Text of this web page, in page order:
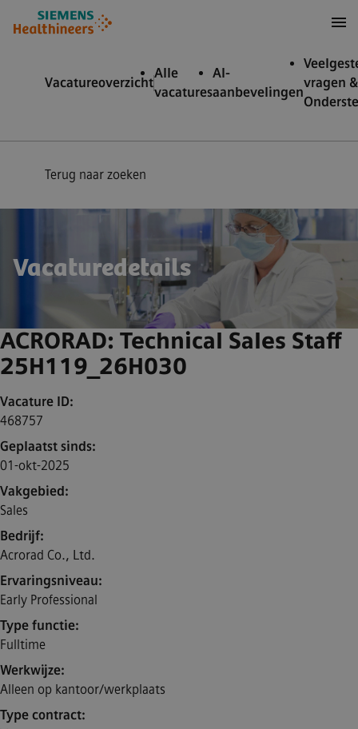
over
footer
Vacatureoverzicht
Alle
vacatures
AI-
aanbevelingen
vragen &
Terug naar zoeken
Vacaturedetails
ACRORAD: Technical Sales Staff
25H119_26H030
Vacature ID
468757
Geplaatst sinds
01-okt-2025
Vakgebied
Sales
Bedrijf
Acrorad Co., Ltd.
Ervaringsniveau
Early Professional
Type functie
Fulltime
Werkwijze
Alleen op kantoor/werkplaats
Type contract